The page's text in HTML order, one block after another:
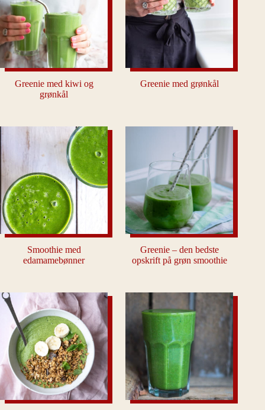
Greenie med kiwi og
grønkål
Greenie med grønkål
Smoothie med
edamamebønner
Greenie – den bedste
opskrift på grøn smoothie